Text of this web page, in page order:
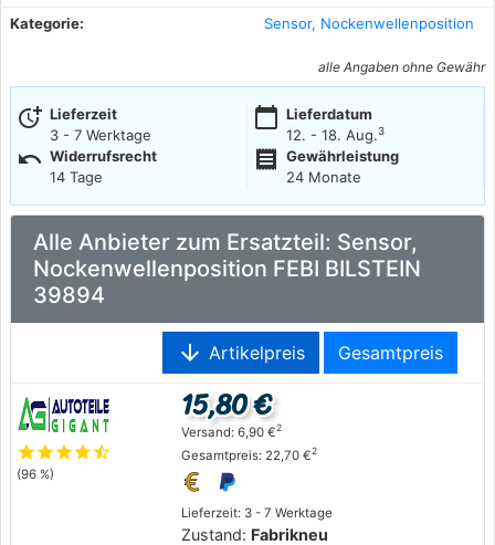
Kategorie:
Sensor, Nockenwellenposition
alle Angaben ohne Gewähr
more_time Lieferzeit
3 - 7 Werktage
calendar_today Lieferdatum
12. - 18. Aug.3
undo Widerrufsrecht
14 Tage
receipt
Gewährleistung
24 Monate
Alle Anbieter zum Ersatzteil: Sensor,
Nockenwellenposition FEBI BILSTEIN
39894
arrow_downward Artikelpreis Gesamtpreis
starstarstarstarstar_half
(96 %)
Lieferzeit: 3 - 7 Werktage
Zustand: Fabrikneu
15,80 €
Versand: 6,90 €2
Gesamtpreis: 22,70 €2